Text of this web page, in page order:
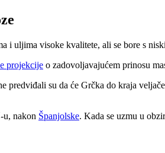
uljima visoke kvalitete, ali se bore s
projekcije o zadovoljavajućem prinosu
predviđali su da će Grčka do kraja
u, nakon Španjolske. Kada se uzmu u